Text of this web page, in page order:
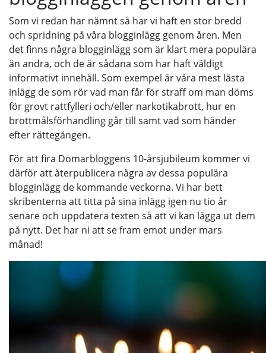
Som vi redan har nämnt så har vi haft en stor bredd
och spridning på våra blogginlägg genom åren. Men
det finns några blogginlägg som är klart mera populära
än andra, och de är sådana som har haft väldigt
informativt innehåll. Som exempel är våra mest lästa
inlägg de som rör vad man får för straff om man döms
för grovt rattfylleri och/eller narkotikabrott, hur en
brottmålsförhandling går till samt vad som händer
efter rättegången.
För att fira Domarbloggens 10-årsjubileum kommer vi
därför att återpublicera några av dessa populära
blogginlägg de kommande veckorna. Vi har bett
skribenterna att titta på sina inlägg igen nu tio år
senare och uppdatera texten så att vi kan lägga ut dem
på nytt. Det har ni att se fram emot under mars
månad!